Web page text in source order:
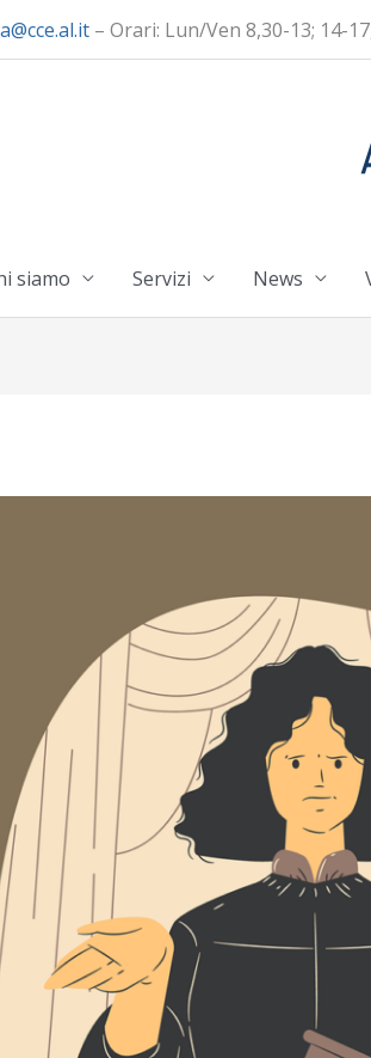
– Orari: Lun/Ven 8,30-13; 14-
siamo Servizi News